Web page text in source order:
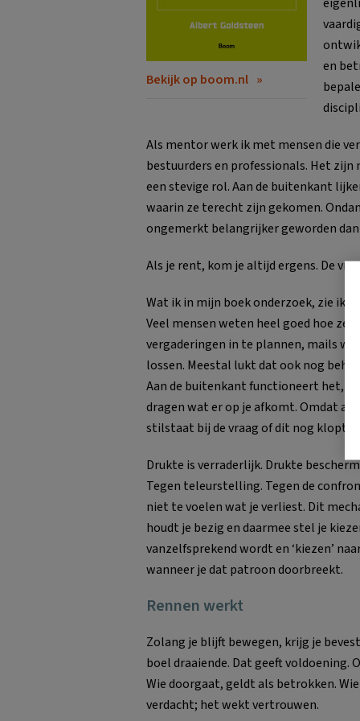
Bekijk op boom.nl
en
Als mentor werk ik met mensen die
bestuurders en professionals. Het
een stevige rol. Aan de buitenkant
waarin ze terecht zijn gekomen.
ongemerkt belangrijker geworden
Als je rent, kom je altijd ergens. De
Wat ik in mijn boek onderzoek, zie ik
Veel mensen weten heel goed hoe ze
vergaderingen in te plannen, mails
lossen. Meestal lukt dat ook nog
Aan de buitenkant functioneert het,
dragen wat er op je afkomt. Omdat
stilstaat bij de vraag of dit nog klopt.
Drukte is verraderlijk. Drukte
Tegen teleurstelling. Tegen de
niet te voelen wat je verliest. Dit
houdt je bezig en daarmee stel je
vanzelfsprekend wordt en ‘kiezen’
wanneer je dat patroon doorbreekt.
Rennen werkt
Zolang je blijft bewegen, krijg je
boel draaiende. Dat geeft
Wie doorgaat, geldt als betrokken.
verdacht; het wekt vertrouwen.